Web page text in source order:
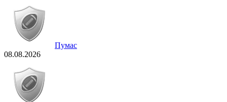
Пумас
08.08.2026